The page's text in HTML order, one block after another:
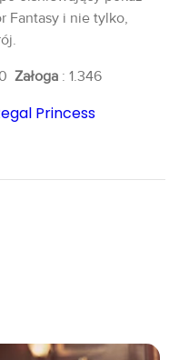
Fantasy i nie tylko,
Załoga : 1.346
Princess